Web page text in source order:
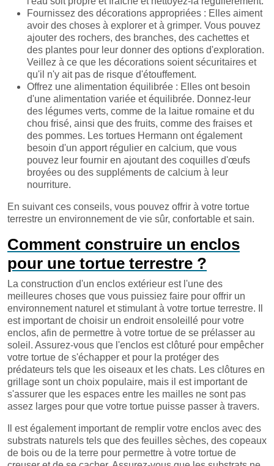
Fournissez des décorations appropriées : Elles aiment
avoir des choses à explorer et à grimper. Vous pouvez
ajouter des rochers, des branches, des cachettes et
des plantes pour leur donner des options d'exploration.
Veillez à ce que les décorations soient sécuritaires et
qu'il n'y ait pas de risque d'étouffement.
Offrez une alimentation équilibrée : Elles ont besoin
d'une alimentation variée et équilibrée. Donnez-leur
des légumes verts, comme de la laitue romaine et du
chou frisé, ainsi que des fruits, comme des fraises et
des pommes. Les tortues Hermann ont également
besoin d'un apport régulier en calcium, que vous
pouvez leur fournir en ajoutant des coquilles d'œufs
broyées ou des suppléments de calcium à leur
nourriture.
En suivant ces conseils, vous pouvez offrir à votre tortue
terrestre un environnement de vie sûr, confortable et sain.
Comment construire un enclos
pour une tortue terrestre ?
La construction d'un enclos extérieur est l'une des
meilleures choses que vous puissiez faire pour offrir un
environnement naturel et stimulant à votre tortue terrestre. Il
est important de choisir un endroit ensoleillé pour votre
enclos, afin de permettre à votre tortue de se prélasser au
soleil. Assurez-vous que l'enclos est clôturé pour empêcher
votre tortue de s'échapper et pour la protéger des
prédateurs tels que les oiseaux et les chats. Les clôtures en
grillage sont un choix populaire, mais il est important de
s'assurer que les espaces entre les mailles ne sont pas
assez larges pour que votre tortue puisse passer à travers.
Il est également important de remplir votre enclos avec des
substrats naturels tels que des feuilles sèches, des copeaux
de bois ou de la terre pour permettre à votre tortue de